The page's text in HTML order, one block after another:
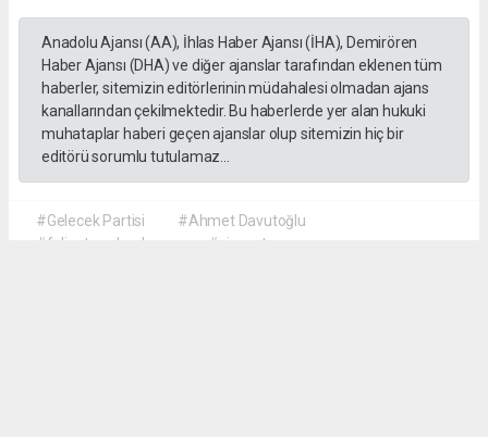
Anadolu Ajansı (AA), İhlas Haber Ajansı (İHA), Demirören
Haber Ajansı (DHA) ve diğer ajanslar tarafından eklenen tüm
haberler, sitemizin editörlerinin müdahalesi olmadan ajans
kanallarından çekilmektedir. Bu haberlerde yer alan hukuki
muhataplar haberi geçen ajanslar olup sitemizin hiç bir
editörü sorumlu tutulamaz...
#Gelecek Partisi
#Ahmet Davutoğlu
#faliyet sonlandırma
#siyaset